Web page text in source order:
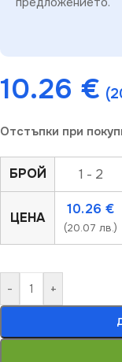
10.26 €
Отстъпки при
БРОЙ 1 - 2
ЦЕНА
10.26 €
(20.07 лв.)
- +